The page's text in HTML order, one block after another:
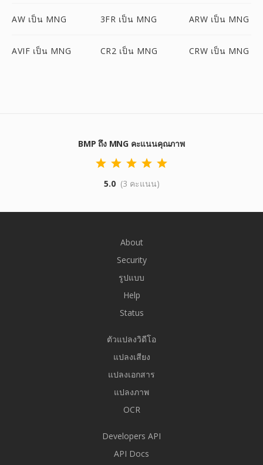
AW เป็น MNG 3FR เป็น MNG ARW เป็น MNG
AVIF เป็น MNG CR2 เป็น MNG CRW เป็น MNG
BMP ถึง MNG คะแนนคุณภาพ
5.0 (3 คะแนน)
About
Security
รูปแบบ
Help
Status
ตัวแปลงวิดีโอ
แปลงเสียง
แปลงเอกสาร
แปลงภาพ
OCR
Developers API
API Docs